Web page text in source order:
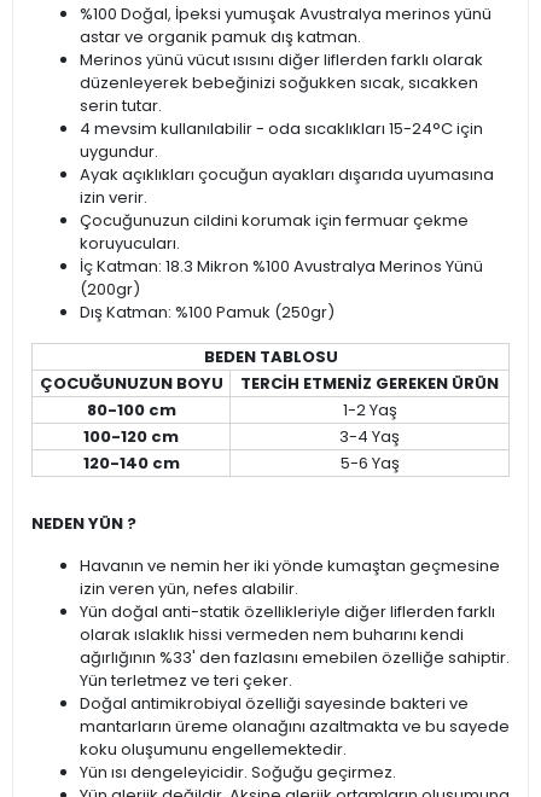
%100 Doğal, İpeksi yumuşak Avustralya merinos yünü
astar ve organik pamuk dış katman.
Merinos yünü vücut ısısını diğer liflerden farklı olarak
düzenleyerek bebeğinizi soğukken sıcak, sıcakken
serin tutar.
4 mevsim kullanılabilir - oda sıcaklıkları 15-24°C için
uygundur.
Ayak açıklıkları çocuğun ayakları dışarıda uyumasına
izin verir.
Çocuğunuzun cildini korumak için fermuar çekme
koruyucuları.
İç Katman: 18.3 Mikron %100 Avustralya Merinos Yünü
(200gr)
Dış Katman: %100 Pamuk (250gr)
BEDEN TABLOSU
ÇOCUĞUNUZUN BOYU
TERCİH ETMENİZ GEREKEN ÜRÜN
80-100 cm
1-2 Yaş
100-120 cm
3-4 Yaş
120-140 cm
5-6 Yaş
NEDEN YÜN ?
Havanın ve nemin her iki yönde kumaştan geçmesine
izin veren yün, nefes alabilir.
Yün doğal anti-statik özellikleriyle diğer liflerden farklı
olarak ıslaklık hissi vermeden nem buharını kendi
ağırlığının %33' den fazlasını emebilen özelliğe sahiptir.
Yün terletmez ve teri çeker.
Doğal antimikrobiyal özelliği sayesinde bakteri ve
mantarların üreme olanağını azaltmakta ve bu sayede
koku oluşumunu engellemektedir.
Yün ısı dengeleyicidir. Soğuğu geçirmez.